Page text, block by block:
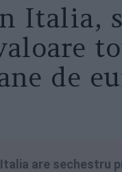
Italia,
de
are sechestru